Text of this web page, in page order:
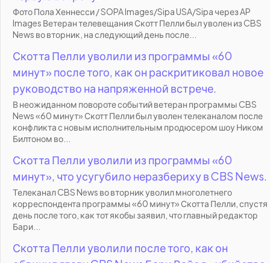
Фото Пола Хеннесси / SOPA Images/Sipa USA/Sipa через AP
Images Ветеран телевещания Скотт Пелли был уволен из CBS
News во вторник, на следующий день после...
Скотта Пелли уволили из программы «60
минут» после того, как он раскритиковал новое
руководство на напряженной встрече.
В неожиданном повороте событий ветеран программы CBS
News «60 минут» Скотт Пелли был уволен телеканалом после
конфликта с новым исполнительным продюсером шоу Ником
Билтоном во...
Скотта Пелли уволили из программы «60
минут», что усугубило неразбериху в CBS News.
Телеканал CBS News во вторник уволил многолетнего
корреспондента программы «60 минут» Скотта Пелли, спустя
день после того, как тот якобы заявил, что главный редактор
Бари...
Скотта Пелли уволили после того, как он